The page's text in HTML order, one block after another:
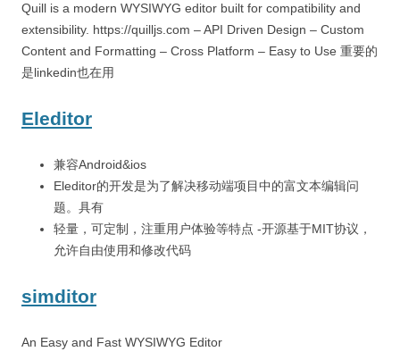
Quill is a modern WYSIWYG editor built for compatibility and
extensibility. https://quilljs.com – API Driven Design – Custom
Content and Formatting – Cross Platform – Easy to Use 重要的
是linkedin也在用
Eleditor
兼容Android&ios
Eleditor的开发是为了解决移动端项目中的富文本编辑问
题。具有
轻量，可定制，注重用户体验等特点 -开源基于MIT协议，
允许自由使用和修改代码
simditor
An Easy and Fast WYSIWYG Editor